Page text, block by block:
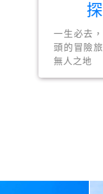
一生必去
頭的冒險
無人之地